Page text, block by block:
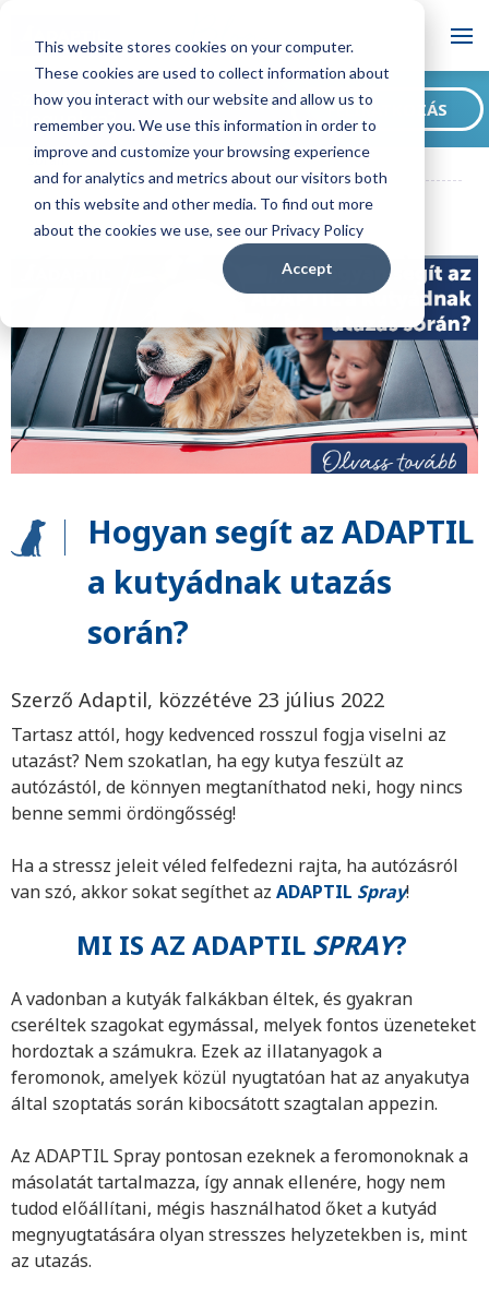
This website stores cookies on your computer.
These cookies are used to collect information about
how you interact with our website and allow us to
remember you. We use this information in order to
improve and customize your browsing experience
and for analytics and metrics about our visitors both
on this website and other media. To find out more
about the cookies we use, see our Privacy Policy
Accept
Blog
ADAPTIL HU Blog
Hogyan segít az ADAPTIL a kutyádnak utazás
során?
Szeretne feliratkozni
blogunkra? FELIRATKOZÁS
Hogyan segít az ADAPTIL
a kutyádnak utazás
során?
Szerző Adaptil, közzétéve 23 július 2022
Tartasz attól, hogy kedvenced rosszul fogja viselni az
utazást? Nem szokatlan, ha egy kutya feszült az
autózástól, de könnyen megtaníthatod neki, hogy nincs
benne semmi ördöngősség!
Ha a stressz jeleit véled felfedezni rajta, ha autózásról
van szó, akkor sokat segíthet az ADAPTIL Spray!
MI IS AZ ADAPTIL SPRAY?
A vadonban a kutyák falkákban éltek, és gyakran
cseréltek szagokat egymással, melyek fontos üzeneteket
hordoztak a számukra. Ezek az illatanyagok a
feromonok, amelyek közül nyugtatóan hat az anyakutya
által szoptatás során kibocsátott szagtalan appezin.
Az ADAPTIL Spray pontosan ezeknek a feromonoknak a
másolatát tartalmazza, így annak ellenére, hogy nem
tudod előállítani, mégis használhatod őket a kutyád
megnyugtatására olyan stresszes helyzetekben is, mint
az utazás.